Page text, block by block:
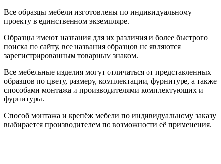
Все образцы мебели изготовлены по индивидуальному
проекту в единственном экземпляре.
Образцы имеют названия для их различия и более быстрого
поиска по сайту, все названия образцов не являются
зарегистрированным товарным знаком.
Все мебельные изделия могут отличаться от представленных
образцов по цвету, размеру, комплектации, фурнитуре, а также
способами монтажа и производителями комплектующих и
фурнитуры.
Способ монтажа и крепёж мебели по индивидуальному заказу
выбирается производителем по возможности её применения.